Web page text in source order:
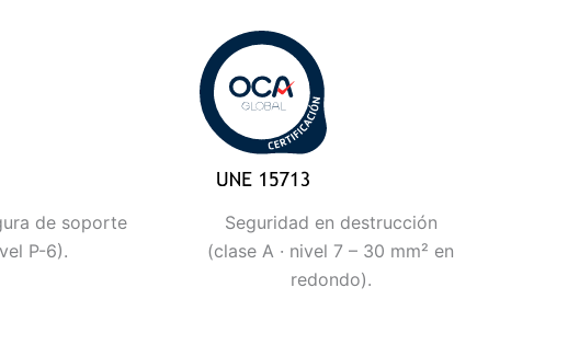
de soporte
P-6).
Seguridad en destrucción
(clase A · nivel 7 – 30 mm² en
redondo).